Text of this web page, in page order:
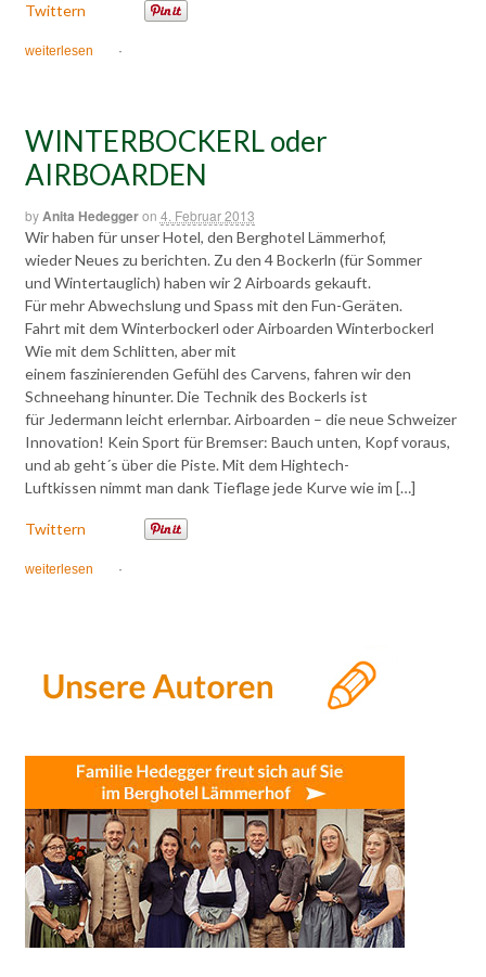
Twittern
weiterlesen ·
WINTERBOCKERL oder
AIRBOARDEN
byAnita Hedeggeron 4. Februar 2013
Wir haben für unser Hotel, den Berghotel Lämmerhof,
wieder Neues zu berichten. Zu den 4 Bockerln (für Sommer
und Wintertauglich) haben wir 2 Airboards gekauft.
Für mehr Abwechslung und Spass mit den Fun-Geräten.
Fahrt mit dem Winterbockerl oder Airboarden Winterbockerl
Wie mit dem Schlitten, aber mit
einem faszinierenden Gefühl des Carvens, fahren wir den
Schneehang hinunter. Die Technik des Bockerls ist
für Jedermann leicht erlernbar. Airboarden – die neue Schweizer
Innovation! Kein Sport für Bremser: Bauch unten, Kopf voraus,
und ab geht´s über die Piste. Mit dem Hightech-
Luftkissen nimmt man dank Tieflage jede Kurve wie im […]
Twittern
weiterlesen ·